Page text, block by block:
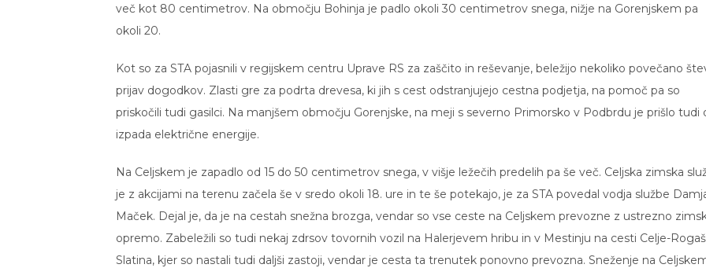
več kot 80 centimetrov. Na območju Bohinja je padlo okoli 30 centimetrov snega, nižje na Gorenjskem pa
okoli 20.
Kot so za STA pojasnili v regijskem centru Uprave RS za zaščito in reševanje, beležijo nekoliko povečano
prijav dogodkov. Zlasti gre za podrta drevesa, ki jih s cest odstranjujejo cestna podjetja, na pomoč pa so
priskočili tudi gasilci. Na manjšem območju Gorenjske, na meji s severno Primorsko v Podbrdu je prišlo tudi
izpada električne energije.
Na Celjskem je zapadlo od 15 do 50 centimetrov snega, v višje ležečih predelih pa še več. Celjska zimska
je z akcijami na terenu začela še v sredo okoli 18. ure in te še potekajo, je za STA povedal vodja službe
Maček. Dejal je, da je na cestah snežna brozga, vendar so vse ceste na Celjskem prevozne z ustrezno
opremo. Zabeležili so tudi nekaj zdrsov tovornih vozil na Halerjevem hribu in v Mestinju na cesti Celje-
Slatina, kjer so nastali tudi daljši zastoji, vendar je cesta ta trenutek ponovno prevozna. Sneženje na